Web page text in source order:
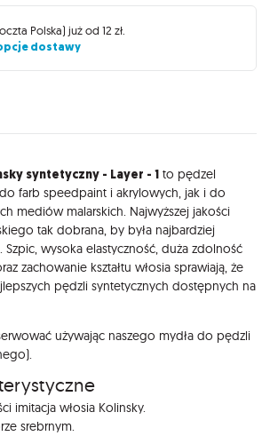
Polska) już od 12 zł
dostawy
syntetyczny - Layer - 1 to pędzel
farb speedpaint i akrylowych, jak i do
mediów malarskich. Najwyższej jakości
tak dobrana, by była najbardziej
Szpic, wysoka elastyczność, duża zdolność
zachowanie kształtu włosia sprawiają, że
pędzli syntetycznych dostępnych na
używając naszego mydła do pędzli
imitacja włosia Kolinsky.
srebrnym.